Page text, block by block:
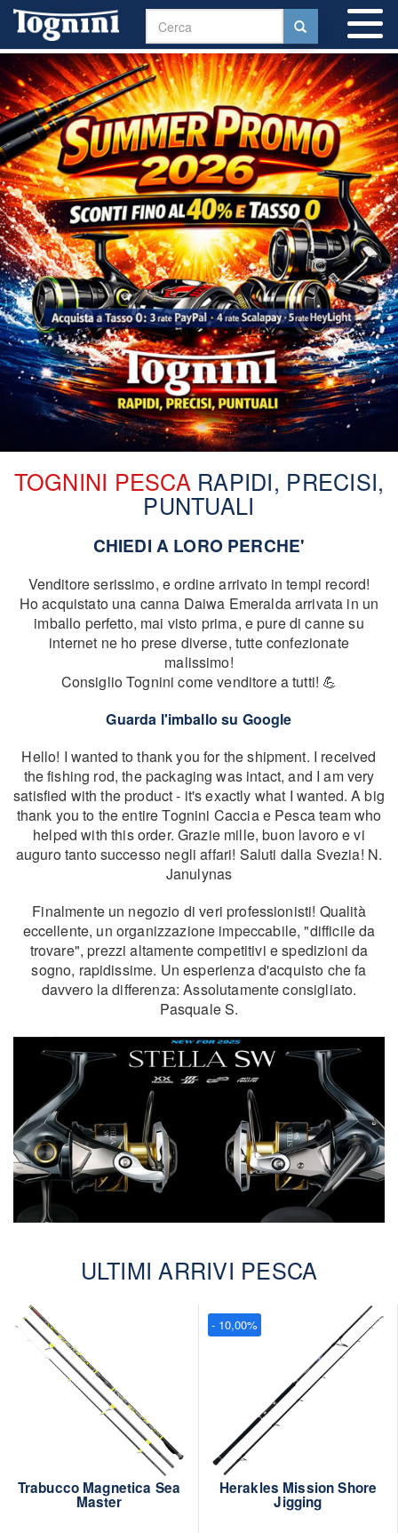
TOGNINI PESCA RAPIDI, PRECISI,
PUNTUALI
CHIEDI A LORO PERCHE'
Venditore serissimo, e ordine arrivato in tempi record!
Ho acquistato una canna Daiwa Emeralda arrivata in un
imballo perfetto, mai visto prima, e pure di canne su
internet ne ho prese diverse, tutte confezionate
malissimo!
Consiglio Tognini come venditore a tutti! 💪
Guarda l'imballo su Google
Hello! I wanted to thank you for the shipment. I received
the fishing rod, the packaging was intact, and I am very
satisfied with the product - it's exactly what I wanted. A big
thank you to the entire Tognini Caccia e Pesca team who
helped with this order. Grazie mille, buon lavoro e vi
auguro tanto successo negli affari! Saluti dalla Svezia! N.
Janulynas
Finalmente un negozio di veri professionisti! Qualità
eccellente, un organizzazione impeccabile, "difficile da
trovare", prezzi altamente competitivi e spedizioni da
sogno, rapidissime. Un esperienza d'acquisto che fa
davvero la differenza: Assolutamente consigliato.
Pasquale S.
ULTIMI ARRIVI PESCA
Trabucco Magnetica Sea
Master
Herakles Mission Shore
Jigging
- 10,00%